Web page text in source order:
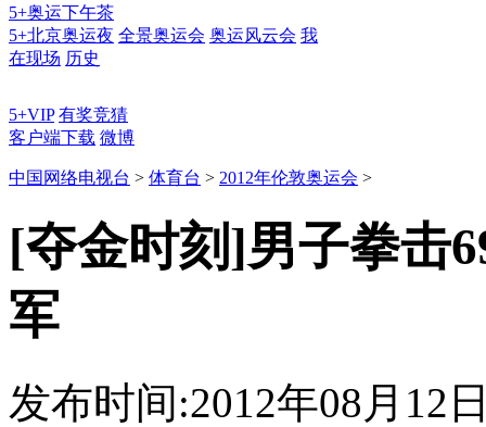
5+奥运下午茶
5+北京奥运夜 全景奥运会 奥运风云会 我
在现场 历史
5+VIP 有奖竞猜
客户端下载 微博
中国网络电视台 > 体育台 > 2012年伦敦奥运会 >
[夺金时刻]男子拳击
军
发布时间:2012年08月12